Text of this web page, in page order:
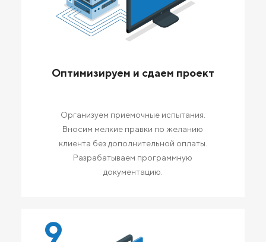
Оптимизируем и сдаем проект
Организуем приемочные испытания.
Вносим мелкие правки по желанию
клиента без дополнительной оплаты.
Разрабатываем программную
документацию.
9